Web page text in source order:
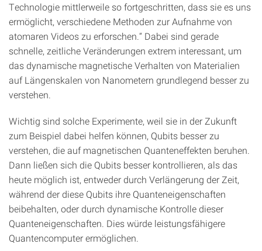
Technologie mittlerweile so fortgeschritten, dass sie es uns
ermöglicht, verschiedene Methoden zur Aufnahme von
atomaren Videos zu erforschen.“ Dabei sind gerade
schnelle, zeitliche Veränderungen extrem interessant, um
das dynamische magnetische Verhalten von Materialien
auf Längenskalen von Nanometern grundlegend besser zu
verstehen.
Wichtig sind solche Experimente, weil sie in der Zukunft
zum Beispiel dabei helfen können, Qubits besser zu
verstehen, die auf magnetischen Quanteneffekten beruhen.
Dann ließen sich die Qubits besser kontrollieren, als das
heute möglich ist, entweder durch Verlängerung der Zeit,
während der diese Qubits ihre Quanteneigenschaften
beibehalten, oder durch dynamische Kontrolle dieser
Quanteneigenschaften. Dies würde leistungsfähigere
Quantencomputer ermöglichen.